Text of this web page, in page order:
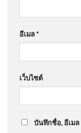
อีเมล*
เว็บไซต์
บันทึกชื่อ, อีเม